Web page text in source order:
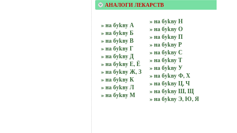
АНАЛОГИ ЛЕКАРСТВ
» нa бykвy А
» нa бykвy Б
» нa бykвy В
» нa бykвy Г
» нa бykвy Д
» нa бykвy Е, Ё
» нa бykвy Ж, З
» нa бykвy К
» нa бykвy Л
» нa бykвy М
» нa бykвy Н
» нa бykвy О
» нa бykвy П
» нa бykвy Р
» нa бykвy С
» нa бykвy Т
» нa бykвy У
» нa бykвy Ф, Х
» нa бykвy Ц, Ч
» нa бykвy Ш, Щ
» нa бykвy Э, Ю, Я